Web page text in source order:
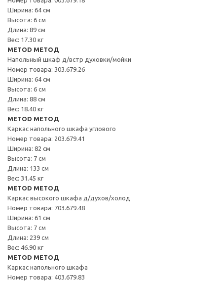
Ширина: 64 см
Высота: 6 см
Длина: 89 см
Вес: 17.30 кг
METOD МЕТОД
Напольный шкаф д/встр духовки/мойки
Номер товара: 303.679.26
Ширина: 64 см
Высота: 6 см
Длина: 88 см
Вес: 18.40 кг
METOD МЕТОД
Каркас напольного шкафа углового
Номер товара: 203.679.41
Ширина: 82 см
Высота: 7 см
Длина: 133 см
Вес: 31.45 кг
METOD МЕТОД
Каркас высокого шкафа д/духов/холод
Номер товара: 703.679.48
Ширина: 61 см
Высота: 7 см
Длина: 239 см
Вес: 46.90 кг
METOD МЕТОД
Каркас напольного шкафа
Номер товара: 403.679.83